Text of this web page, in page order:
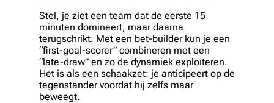
Stel, je ziet een team dat de eerste 15
minuten domineert, maar daarna
terugschrikt. Met een bet-builder kun je een
“first-goal-scorer” combineren met een
“late-draw” en zo de dynamiek exploiteren.
Het is als een schaakzet: je anticipeert op de
tegenstander voordat hij zelfs maar
beweegt.